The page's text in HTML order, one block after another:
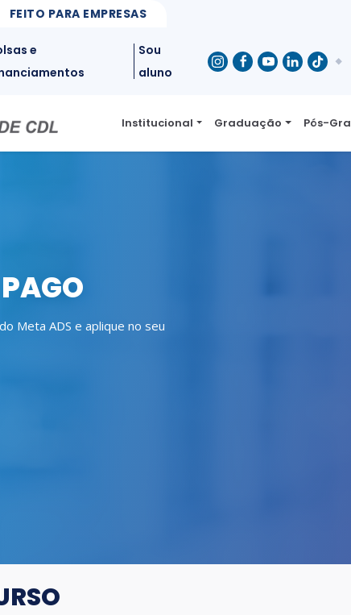
FEITO PARA EMPRESAS
e
Sou
aluno
Institucional Graduação Pós-
PARA VOCÊ
Meta ADS e aplique no seu